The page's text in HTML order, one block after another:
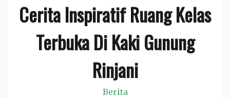
Cerita Inspiratif Ruang Kelas
Terbuka Di Kaki Gunung
Rinjani
Berita